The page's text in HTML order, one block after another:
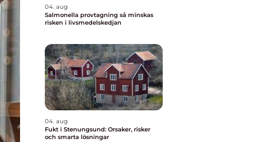
04. aug
Salmonella provtagning så minskas
risken i livsmedelskedjan
04. aug
Fukt i Stenungsund: Orsaker, risker
och smarta lösningar